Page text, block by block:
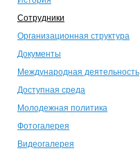
Сотрудники
Организационная структура
Документы
Международная деятельность
Доступная среда
Молодежная политика
Фотогалерея
Видеогалерея